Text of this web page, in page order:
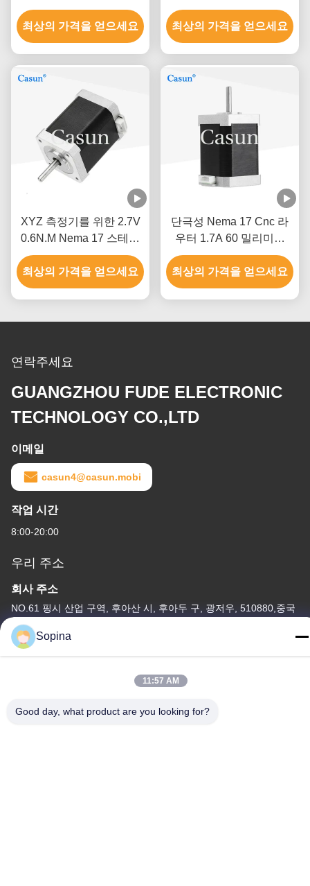
모터 0.5A 0.78N.M 2는 단
계적으로 시행합니다
최상의 가격을 얻으세요
48 밀리미터 2 단계 1.8 급
최상의 가격을 얻으세요
XYZ 측정기를 위한 2.7V
0.6N.M Nema 17 스테핑
모터
최상의 가격을 얻으세요
단극성 Nema 17 Cnc 라
우터 1.7A 60 밀리미터
3018 Cnc 스텝 모터
최상의 가격을 얻으세요
연락주세요
GUANGZHOU FUDE ELECTRONIC
TECHNOLOGY CO.,LTD
이메일
casun4@casun.mobi
작업 시간
8:00-20:00
우리 주소
회사 주소
NO.61 핑시 산업 구역, 후아산 시, 후아두 구, 광저우, 510880,중국
공장 주소
NO.61 핑시 산업 구역, 후아산 시, 후아두 구, 광저우, 510880,중국
Sopina
11:57 AM
Good day, what product are you looking for?